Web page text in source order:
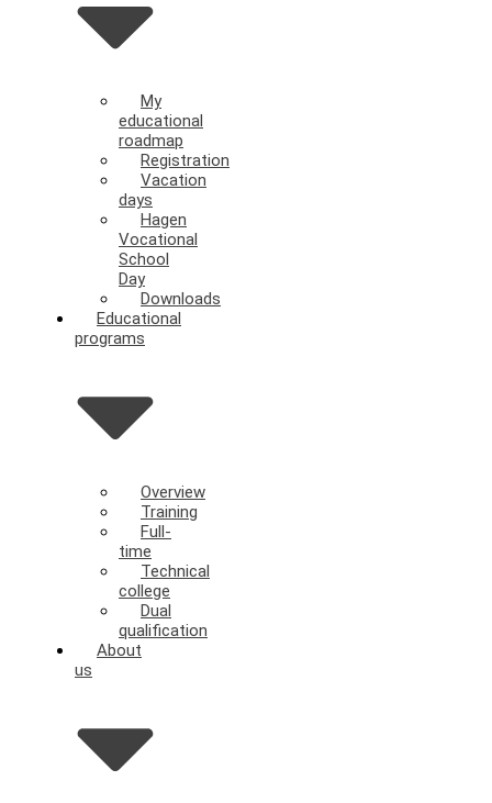
My
educational
roadmap
Registration
Vacation
days
Hagen
Vocational
School
Day
Downloads
Educational
programs
Overview
Training
Full-
time
Technical
college
Dual
qualification
About
us